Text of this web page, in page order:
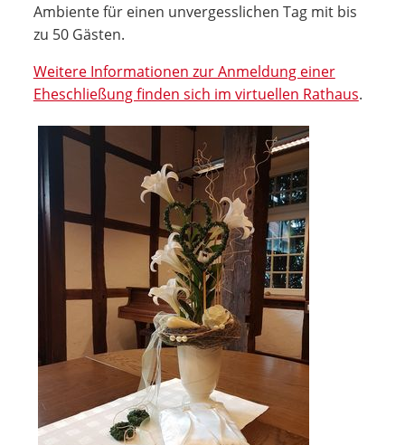
Ambiente für einen unvergesslichen Tag mit bis
zu 50 Gästen.
Weitere Informationen zur Anmeldung einer
Eheschließung finden sich im virtuellen Rathaus.